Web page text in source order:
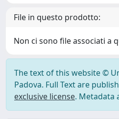
File in questo prodotto:
Non ci sono file associati a
The text of this website ©
Padova. Full Text are
exclusive license. Metadata